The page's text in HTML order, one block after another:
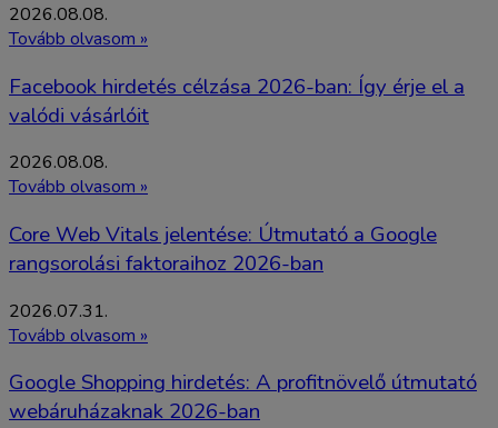
2026.08.08.
Tovább olvasom »
Facebook hirdetés célzása 2026-ban: Így érje el a
valódi vásárlóit
2026.08.08.
Tovább olvasom »
Core Web Vitals jelentése: Útmutató a Google
rangsorolási faktoraihoz 2026-ban
2026.07.31.
Tovább olvasom »
Google Shopping hirdetés: A profitnövelő útmutató
webáruházaknak 2026-ban